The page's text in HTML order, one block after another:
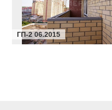
ГП-2 06.2015